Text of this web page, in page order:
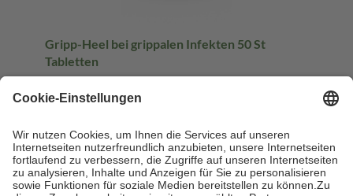
Gripp-Heel bei grippalen Infekten 50 St
Tabletten
Tabletten
AVP:
14,36 €
9,95 €
0,20 € / 1 St
sofort lieferbar